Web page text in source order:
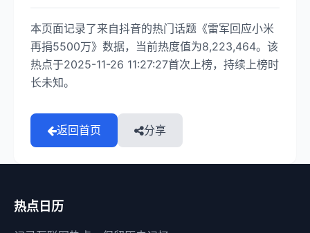
本页面记录了来自抖音的热门话题《雷军回应小米
再捐5500万》数据，当前热度值为8,223,464。该
热点于2025-11-26 11:27:27首次上榜，持续上榜时
长未知。
返回首页 分享
热点日历